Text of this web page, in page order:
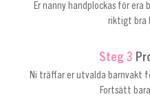
Er nanny handplockas för
riktigt bra
Steg 3
Ni träffar er utvalda barnvakt
Fortsätt